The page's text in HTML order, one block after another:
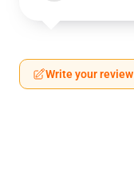
Write your review